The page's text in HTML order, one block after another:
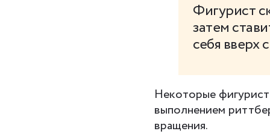
Фигурист
затем
себя вверх
Некоторые
выполнением
вращения.